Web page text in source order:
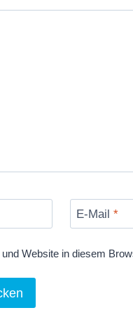
E-Mail *
Website in diesem